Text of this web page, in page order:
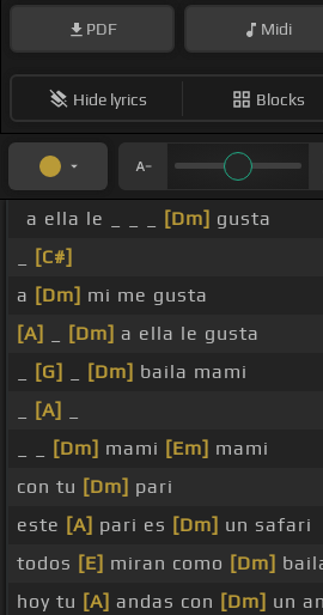
PDF Midi
Hide lyrics Blocks
a ella le _ _ _ [Dm] gusta
[C#]
a [Dm] mi me gusta
[A]
[Dm] a ella le gusta
[G] [Dm] baila mami
[A]
[Dm] mami [Em] mami
con tu [Dm] pari
este [A] pari es [Dm] un safari
todos [E] miran como [Dm]
hoy tu [A] andas con [Dm] un